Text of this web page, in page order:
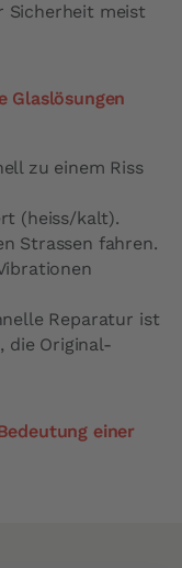
Sicherheit meist
Glaslösungen
zu einem Riss
(heiss/kalt).
Strassen fahren.
Reparatur ist
die Original-
einer